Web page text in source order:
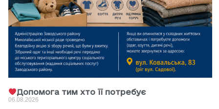
Допомога тим хто її потребує
06.08.2026